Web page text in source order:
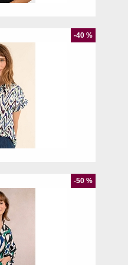
-40 %
-50 %